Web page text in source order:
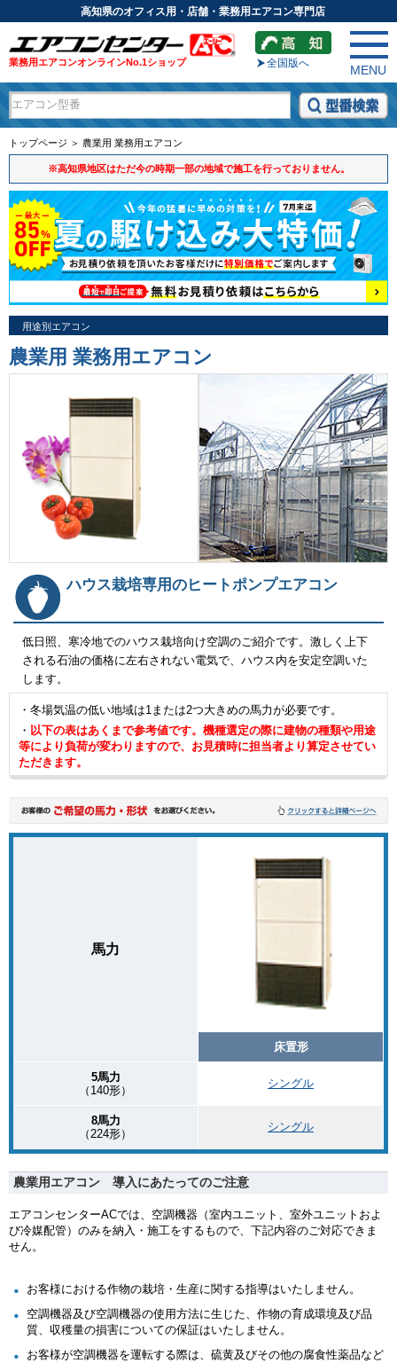
高知県のオフィス用・店舗・業務用エアコン専門店
業務用エアコンオンラインNo.1ショップ 全国版へ
MENU
トップページ ＞ 農業用 業務用エアコン
※高知県地区はただ今の時期一部の地域で施工を行っておりません。
用途別エアコン
農業用 業務用エアコン
ハウス栽培専用のヒートポンプエアコン
低日照、寒冷地でのハウス栽培向け空調のご紹介です。激しく上下
される石油の価格に左右されない電気で、ハウス内を安定空調いた
します。
・冬場気温の低い地域は1または2つ大きめの馬力が必要です。
・ 以下の表はあくまで参考値です。機種選定の際に建物の種類や用途
等により負荷が変わりますので、お見積時に担当者より算定させてい
ただきます。
馬力
床置形
5馬力
（140形）
シングル
8馬力
（224形）
シングル
農業用エアコン 導入にあたってのご注意
エアコンセンターACでは、空調機器（室内ユニット、室外ユニットおよ
び冷媒配管）のみを納入・施工をするもので、下記内容のご対応できま
せん。
お客様における作物の栽培・生産に関する指導はいたしません。
空調機器及び空調機器の使用方法に生じた、作物の育成環境及び品
質、収穫量の損害についての保証はいたしません。
お客様が空調機器を運転する際は、硫黄及びその他の腐食性薬品など